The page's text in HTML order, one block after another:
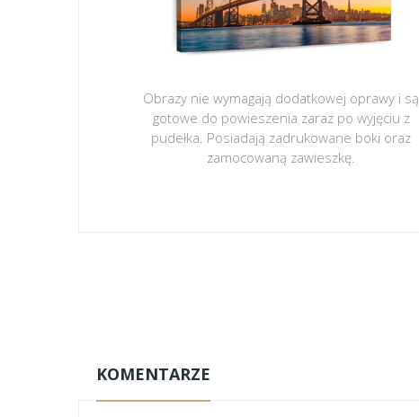
Obrazy nie wymagają dodatkowej oprawy i są
gotowe do powieszenia zaraz po wyjęciu z
pudełka. Posiadają zadrukowane boki oraz
zamocowaną zawieszkę.
KOMENTARZE